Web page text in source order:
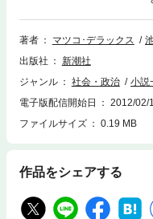
しているふたりが、震災であ
社会の気持ち悪さを、舌鋒鋭
著者
マツコ･デラックス
出版社
新潮社
ジャンル
社会・政治
小説
電子版配信開始日
2012/02/
ファイルサイズ
0.19 MB
作品をシェアする